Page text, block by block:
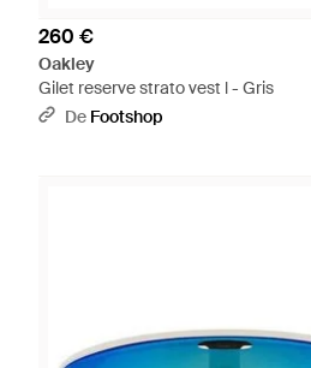
260 €
Oakley
Gilet reserve strato vest l - Gris
De Footshop